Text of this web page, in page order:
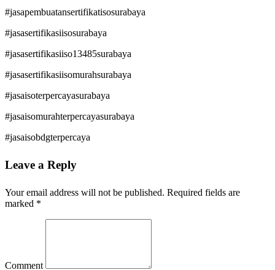
#jasapembuatansertifikatisosurabaya
#jasasertifikasiisosurabaya
#jasasertifikasiiso13485surabaya
#jasasertifikasiisomurahsurabaya
#jasaisoterpercayasurabaya
#jasaisomurahterpercayasurabaya
#jasaisobdgterpercaya
Leave a Reply
Your email address will not be published. Required fields are
marked *
Comment